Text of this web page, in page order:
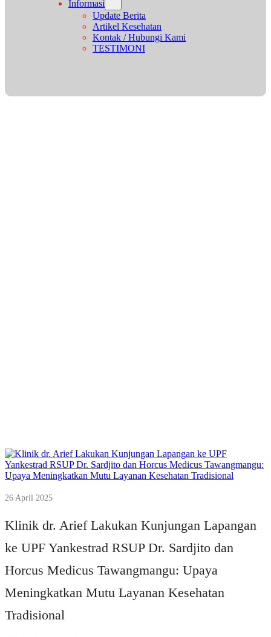
Informasi
Update Berita
Artikel Kesehatan
Kontak / Hubungi Kami
TESTIMONI
26 April 2025
Klinik dr. Arief Lakukan Kunjungan Lapangan
ke UPF Yankestrad RSUP Dr. Sardjito dan
Horcus Medicus Tawangmangu: Upaya
Meningkatkan Mutu Layanan Kesehatan
Tradisional